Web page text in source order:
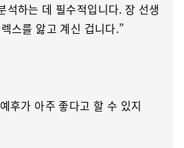
석하는 데 필수적입니다. 장 선생
스를 앓고 계신 겁니다.”
후가 아주 좋다고 할 수 있지